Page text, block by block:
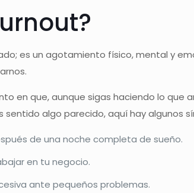
es un agotamiento físico, mental y
en que, aunque sigas haciendo lo
sentido algo parecido, aquí hay algunos
de una noche completa de sueño.
en tu negocio.
ante pequeños problemas.